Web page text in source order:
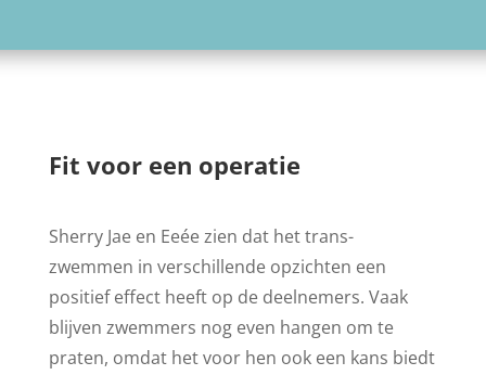
Fit voor een operatie
Sherry Jae en Eeée zien dat het trans-
zwemmen in verschillende opzichten een
positief effect heeft op de deelnemers. Vaak
blijven zwemmers nog even hangen om te
praten, omdat het voor hen ook een kans biedt